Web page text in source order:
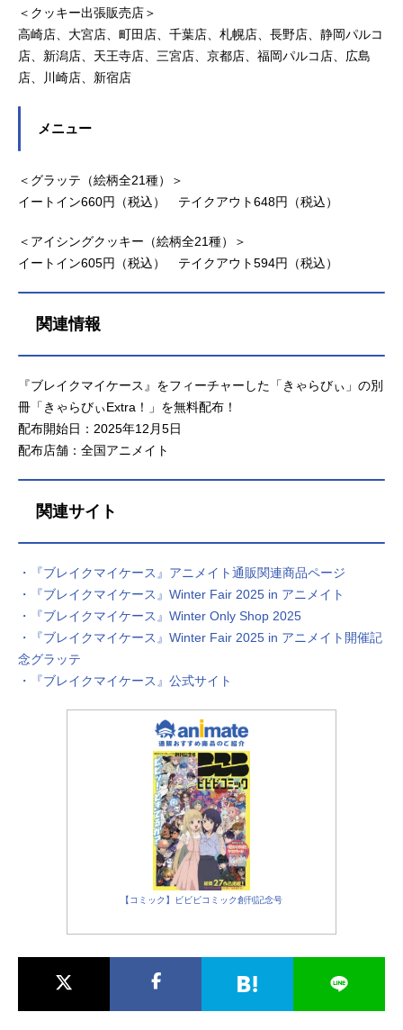
＜クッキー出張販売店＞
高崎店、大宮店、町田店、千葉店、札幌店、長野店、静岡パルコ
店、新潟店、天王寺店、三宮店、京都店、福岡パルコ店、広島
店、川崎店、新宿店
メニュー
＜グラッテ（絵柄全21種）＞
イートイン660円（税込） テイクアウト648円（税込）
＜アイシングクッキー（絵柄全21種）＞
イートイン605円（税込） テイクアウト594円（税込）
関連情報
『ブレイクマイケース』をフィーチャーした「きゃらびぃ」の別
冊「きゃらびぃExtra！」を無料配布！
配布開始日：2025年12月5日
配布店舗：全国アニメイト
関連サイト
・『ブレイクマイケース』アニメイト通販関連商品ページ
・『ブレイクマイケース』Winter Fair 2025 in アニメイト
・『ブレイクマイケース』Winter Only Shop 2025
・『ブレイクマイケース』Winter Fair 2025 in アニメイト開催記
念グラッテ
・『ブレイクマイケース』公式サイト
【コミック】ビビビコミック創刊記念号